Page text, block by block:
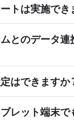
トは実施でき
とのデータ連
はできますか
レット端末で